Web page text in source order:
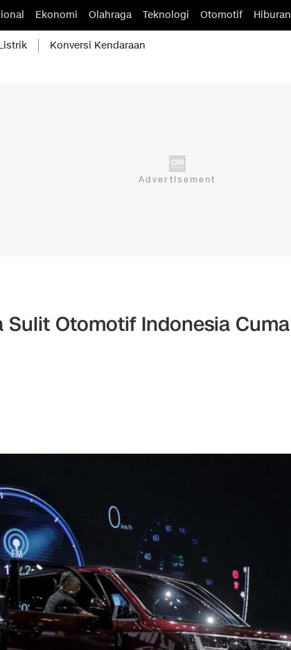
Ekonomi Olahraga Teknologi Otomotif Hiburan
Konversi Kendaraan
Sulit Otomotif Indonesia Cuma